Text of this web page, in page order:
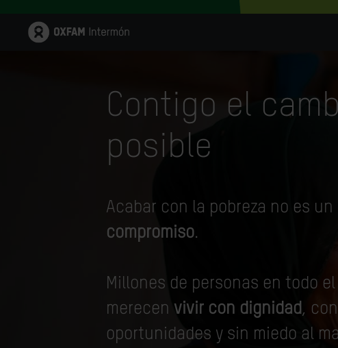
Contigo el
posible
Acabar con la pobreza no es
compromiso.
Millones de personas en todo
merecen vivir con dignidad, con
oportunidades y sin miedo al